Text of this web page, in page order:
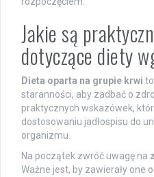
Jakie są
dotyczące diety
Dieta oparta na grupie krwi
staranności, aby zadbać o
praktycznych wskazówek,
dostosowaniu jadłospisu do
organizmu.
Na początek zwróć uwagę na
Ważne jest, by zawierały one